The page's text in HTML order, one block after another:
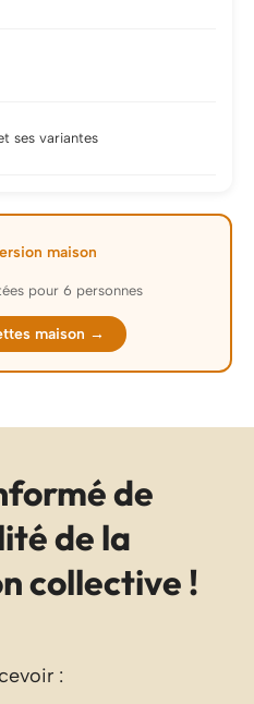
ses variantes
maison
pour 6 personnes
maison →
de
de la
collective !
: